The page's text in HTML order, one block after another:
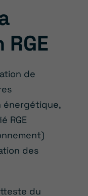
de
énergétique,
RGE
des
du